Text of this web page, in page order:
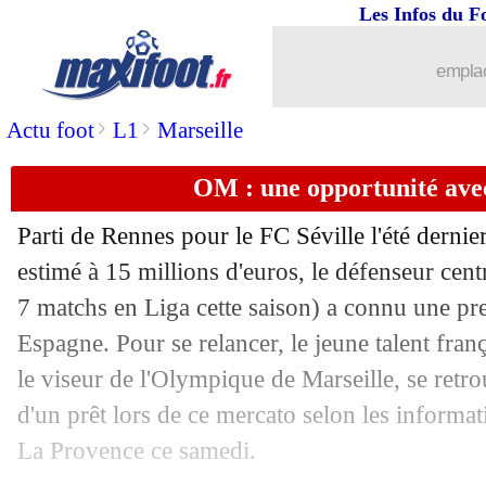
Actu foot> L1 > Marseille
Les Infos du
OM : une opportunité
Parti de Rennes pour le FC Séville l'été
estimé à 15 millions d'euros, le défenseur
7 matchs en Liga cette saison) a connu une
Espagne. Pour se relancer, le jeune talent
le viseur de l'Olympique de Marseille, se
d'un prêt lors de ce mercato selon les
La Provence ce samedi.
Reims : Chavarria annonce son départ
22/06 Arsenal: Tierney en approche
22/06 Juve: le club blinde Bentancur
22/06 Strasbourg: Gonçalves, direction
22/06 Lyon : Dembélé a déjà tranché pour
22/06 Sampdoria: Di Francesco nommé
22/06 Chelsea: Willian repousse un gros